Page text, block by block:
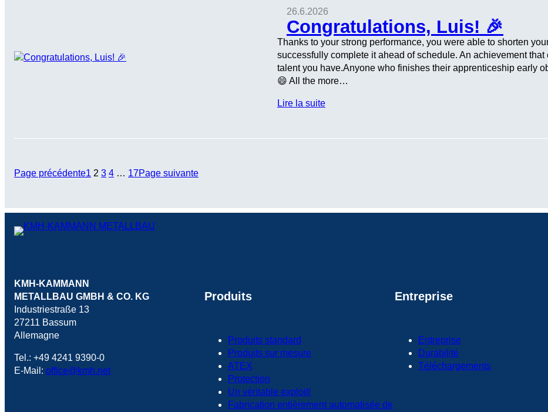
26.6.2026
Congratulations, Luis! 🎉
Thanks to your strong performance, you were able to shorten
successfully complete it ahead of schedule. An achievement
talent you have.Anyone who finishes their apprenticeship early
😄 All the more…
Lire la suite
Page précédente1 2 3 4 … 17Page suivante
KMH-KAMMANN
METALLBAU GMBH & CO. KG
Industriestraße 13
27211 Bassum
Allemagne
Tel.: +49 4241 9390-0
E-Mail: office@kmh.net
Produits
Produits standard
Produits sur mesure
ATEX
Protection
Un véritable exploit!
Fabrication entièrement automatisée de
Entreprise
Entreprise
Durabilité
Téléchargements